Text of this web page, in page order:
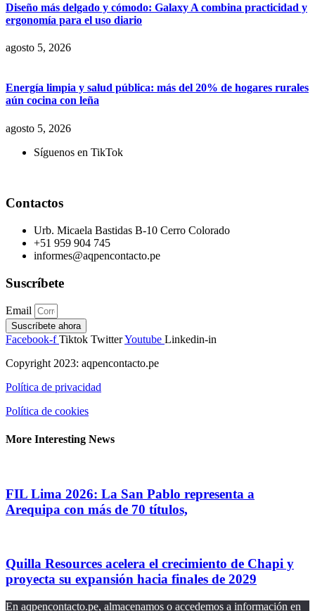
Diseño más delgado y cómodo: Galaxy A combina practicidad y
ergonomía para el uso diario
agosto 5, 2026
Energía limpia y salud pública: más del 20% de hogares rurales
aún cocina con leña
agosto 5, 2026
Síguenos en TikTok
Contactos
Urb. Micaela Bastidas B-10 Cerro Colorado
+51 959 904 745
informes@aqpencontacto.pe
Suscríbete
Email
Suscríbete ahora
Facebook-f Tiktok TwitterYoutube Linkedin-in
Copyright 2023: aqpencontacto.pe
Política de privacidad
Política de cookies
More Interesting News
FIL Lima 2026: La San Pablo representa a
Arequipa con más de 70 títulos,
Quilla Resources acelera el crecimiento de Chapi y
proyecta su expansión hacia finales de 2029
En aqpencontacto.pe, almacenamos o accedemos a información en